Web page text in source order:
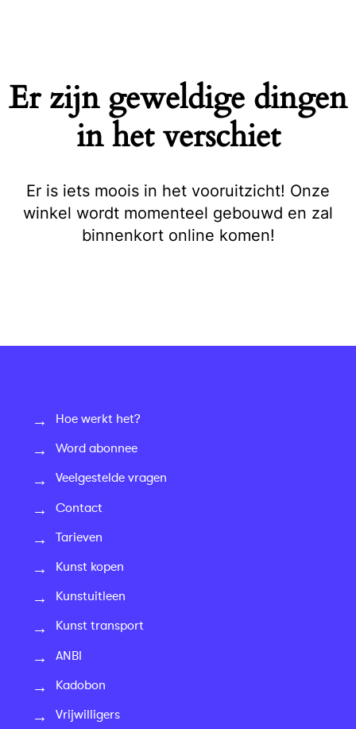
Er zijn geweldige dingen
in het verschiet
Er is iets moois in het vooruitzicht! Onze
winkel wordt momenteel gebouwd en zal
binnenkort online komen!
Hoe werkt het?
Word abonnee
Veelgestelde vragen
Contact
Tarieven
Kunst kopen
Kunstuitleen
Kunst transport
ANBI
Kadobon
Vrijwilligers